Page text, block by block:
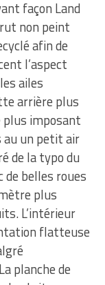
façon Land
non peint
afin de
l’aspect
ailes
arrière plus
plus imposant
un petit air
de la typo du
belles roues
plus
L’intérieur
flatteuse
planche de